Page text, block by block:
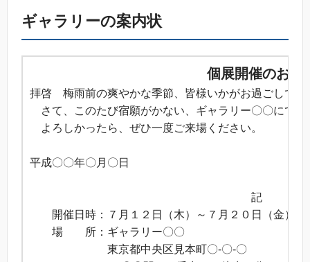
ギャラリーの案内状
個展開催のお知
拝啓 梅雨前の爽やかな季節、皆様いかがお過ごしでし
さて、このたび宿願がかない、ギャラリー〇〇にて
よろしかったら、ぜひ一度ご来場ください。
平成〇〇年〇月〇日
記
開催日時：７月１２日（木）～７月２０日（金）
場 所：ギャラリー〇〇
東京都中央区見本町〇-〇-〇